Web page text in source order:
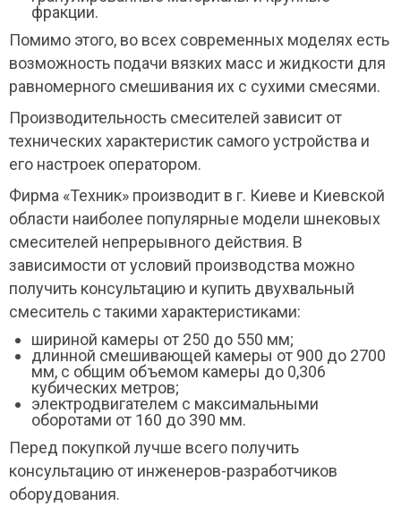
фракции.
Помимо этого, во всех современных моделях есть
возможность подачи вязких масс и жидкости для
равномерного смешивания их с сухими смесями.
Производительность смесителей зависит от
технических характеристик самого устройства и
его настроек оператором.
Фирма «Техник» производит в г. Киеве и Киевской
области наиболее популярные модели шнековых
смесителей непрерывного действия. В
зависимости от условий производства можно
получить консультацию и купить двухвальный
смеситель с такими характеристиками:
шириной камеры от 250 до 550 мм;
длинной смешивающей камеры от 900 до 2700
мм, с общим объемом камеры до 0,306
кубических метров;
электродвигателем с максимальными
оборотами от 160 до 390 мм.
Перед покупкой лучше всего получить
консультацию от инженеров-разработчиков
оборудования.